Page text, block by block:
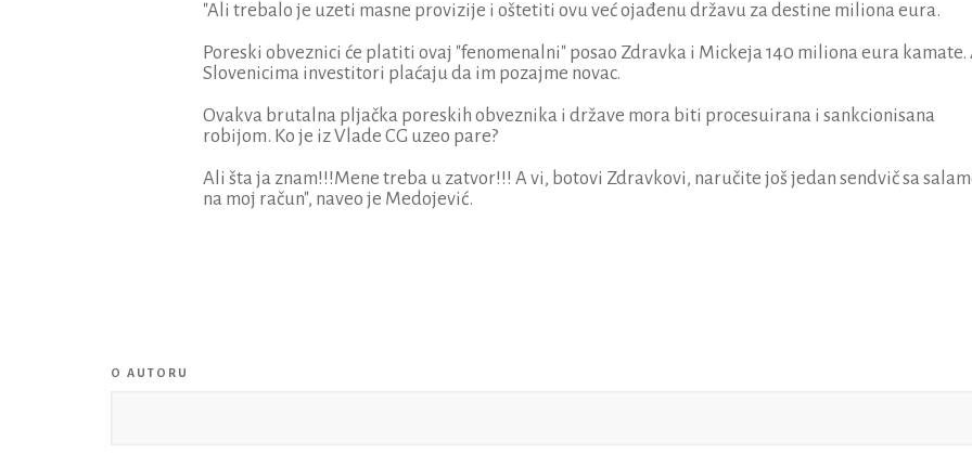
"Ali trebalo je uzeti masne provizije i oštetiti ovu već ojađenu državu za destine miliona eura.
Poreski obveznici će platiti ovaj "fenomenalni" posao Zdravka i Mickeja 140 miliona eura kamate.
Slovenicima investitori plaćaju da im pozajme novac.
Ovakva brutalna pljačka poreskih obveznika i države mora biti procesuirana i sankcionisana
robijom. Ko je iz Vlade CG uzeo pare?
Ali šta ja znam!!!Mene treba u zatvor!!! A vi, botovi Zdravkovi, naručite još jedan sendvič sa
na moj račun", naveo je Medojević.
O AUTORU